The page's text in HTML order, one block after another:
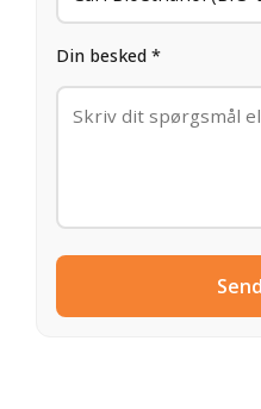
Din besked *